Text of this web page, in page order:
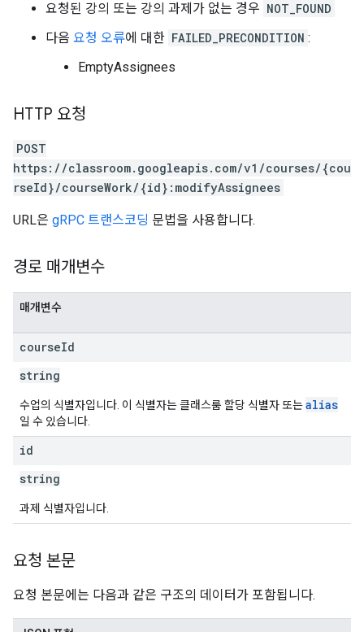
요청된 강의 또는 강의 과제가 없는 경우 NOT_FOUND
다음 요청 오류에 대한 FAILED_PRECONDITION :
EmptyAssignees
HTTP 요청
POST
https://classroom.googleapis.com/v1/courses/{cou
rseId}/courseWork/{id}:modifyAssignees
URL은 gRPC 트랜스코딩 문법을 사용합니다.
경로 매개변수
매개변수
courseId
string
수업의 식별자입니다. 이 식별자는 클래스룸 할당 식별자 또는alias
일 수 있습니다.
id
string
과제 식별자입니다.
요청 본문
요청 본문에는 다음과 같은 구조의 데이터가 포함됩니다.